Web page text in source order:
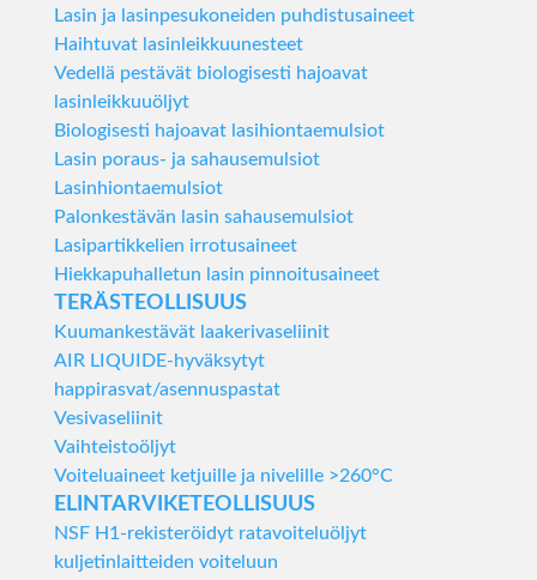
Lasin ja lasinpesukoneiden puhdistusaineet
Haihtuvat lasinleikkuunesteet
Vedellä pestävät biologisesti hajoavat
lasinleikkuuöljyt
Biologisesti hajoavat lasihiontaemulsiot
Lasin poraus- ja sahausemulsiot
Lasinhiontaemulsiot
Palonkestävän lasin sahausemulsiot
Lasipartikkelien irrotusaineet
Hiekkapuhalletun lasin pinnoitusaineet
TERÄSTEOLLISUUS
Kuumankestävät laakerivaseliinit
AIR LIQUIDE-hyväksytyt
happirasvat/asennuspastat
Vesivaseliinit
Vaihteistoöljyt
Voiteluaineet ketjuille ja nivelille >260°C
ELINTARVIKETEOLLISUUS
NSF H1-rekisteröidyt ratavoiteluöljyt
kuljetinlaitteiden voiteluun